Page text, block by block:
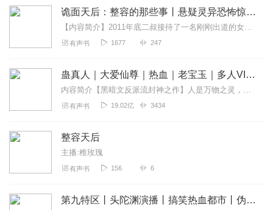
诡面天后：整容的那些事丨悬疑灵异恐怖惊悚丨鬼故事
【内容简介】2011年底二叔接待了一名刚刚出道的女明星，也让我见识了二叔帮人“改头换面”的能耐。从那之后我才明白，真正的易容术中蕴藏着难以窥测的深意，而且凶险异...
有声书 1677 247
蛊真人｜大爱仙尊｜热血｜老宝玉｜多人VIP免费有声剧
内容简介【黑暗文反派流封神之作】人是万物之灵，蛊是天地真精。一个穿越者不断重生的故事。一个养蛊、炼蛊、用蛊的奇特世界。配音组（男角色）老宝玉旁白...
有声书 19.02亿 3434
整容天后
主播:稚玫瑰
有声书 156 6
第九特区丨头陀渊演播丨搞笑热血都市丨伪戒丨VIP免费多人有声剧